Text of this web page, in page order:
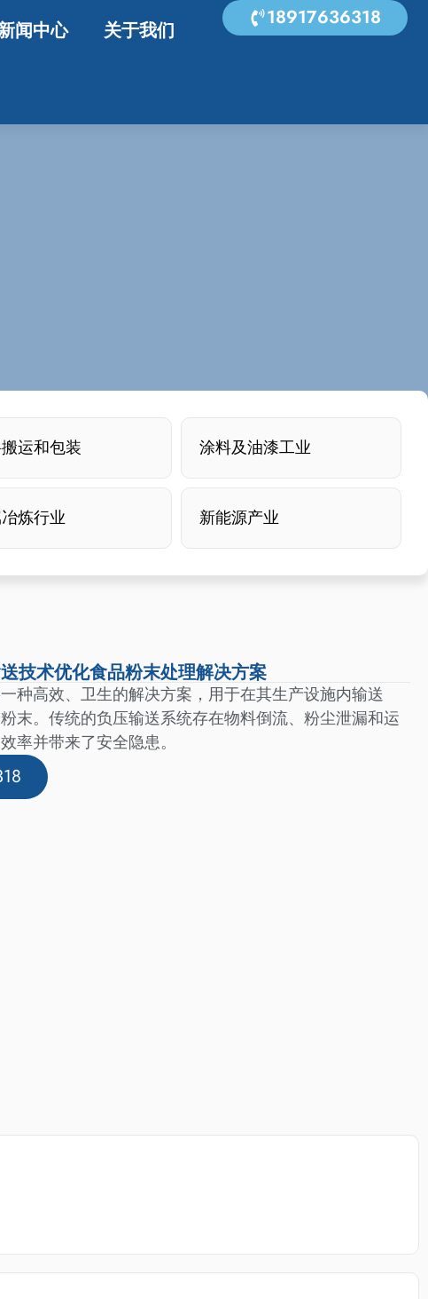
闻中心 关于我们
18917636318
运和包装 涂料及油漆工业
炼行业 新能源产业
技术优化食品粉末处理解决方案
种高效、卫生的解决方案，用于在其生产设施内输送
末。传统的负压输送系统存在物料倒流、粉尘泄漏和运
率并带来了安全隐患。